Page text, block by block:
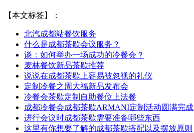
【本文标签】：
北汽成都站餐饮服务
什么是成都茶歇会议服务？
谈：如何举办一场成功的冷餐会？
麦林餐饮新品茶歇推荐
说说在成都茶歇上容易被忽视的礼仪
定制冷餐之周大福新品发布会
冷餐会茶歇定制自助餐位上法餐
成都冷餐会成都茶歇ARMANI定制活动圆满完成
进行会议时成都茶歇需要准备哪些东西
这里有你想要了解的成都茶歇搭配以及摆放原则